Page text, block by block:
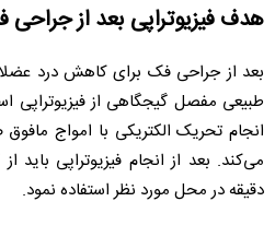
هدف فیزیوتراپی بعد از
بعد از جراحی فک برای کاهش درد
طبیعی مفصل گیجگاهی از فیزیوتراپی
انجام تحریک الکتریکی با امواج
دقیقه در محل مورد نظر استفاده نمود.